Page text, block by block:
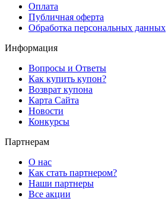
Оплата
Публичная оферта
Обработка персональных данных
Информация
Вопросы и Ответы
Как купить купон?
Возврат купона
Карта Сайта
Новости
Конкурсы
Партнерам
О нас
Как стать партнером?
Наши партнеры
Все акции